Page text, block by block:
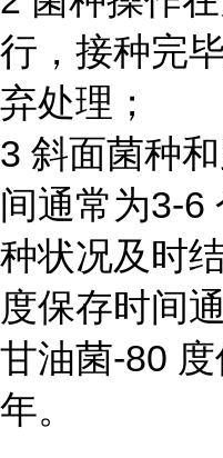
行，接种完
弃处理；
3 斜面菌种
间通常为3-6
种状况及时
度保存时间
甘油菌-80
年。